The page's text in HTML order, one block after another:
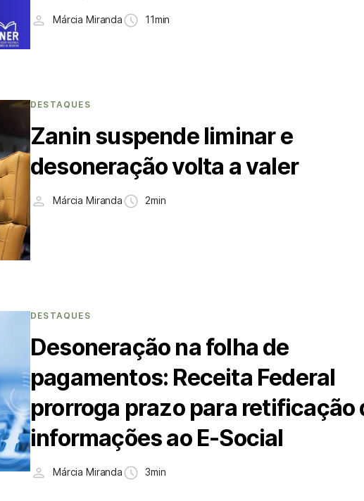
Márcia Miranda 11min
DESTAQUES
Zanin suspende liminar e
desoneração volta a valer
Márcia Miranda 2min
DESTAQUES
Desoneração na folha de
pagamentos: Receita Federal
prorroga prazo para retificação
informações ao E-Social
Márcia Miranda 3min